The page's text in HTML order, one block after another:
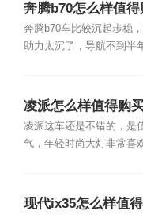
奔腾b70怎么样值
奔腾b70车比较沉起步稳
助力太沉了，导航不到半
凌派怎么样值得购
凌派这车还是不错的，是
气，年轻时尚大灯非常喜
现代ix35怎么样值